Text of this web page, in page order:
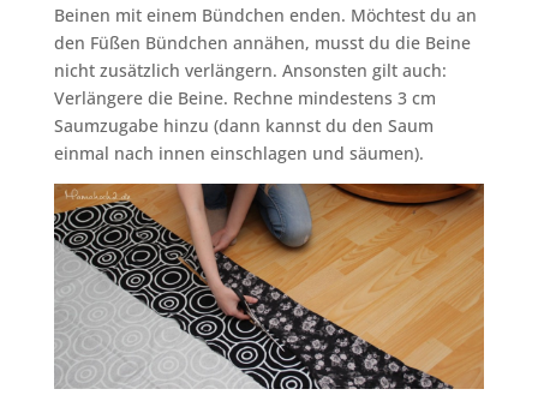
Beinen mit einem Bündchen enden. Möchtest du an
den Füßen Bündchen annähen, musst du die Beine
nicht zusätzlich verlängern. Ansonsten gilt auch:
Verlängere die Beine. Rechne mindestens 3 cm
Saumzugabe hinzu (dann kannst du den Saum
einmal nach innen einschlagen und säumen).